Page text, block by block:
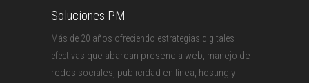
Soluciones PM
Más de 20 años ofreciendo estrategias digitales
efectivas que abarcan presencia web, manejo de
redes sociales, publicidad en línea, hosting y